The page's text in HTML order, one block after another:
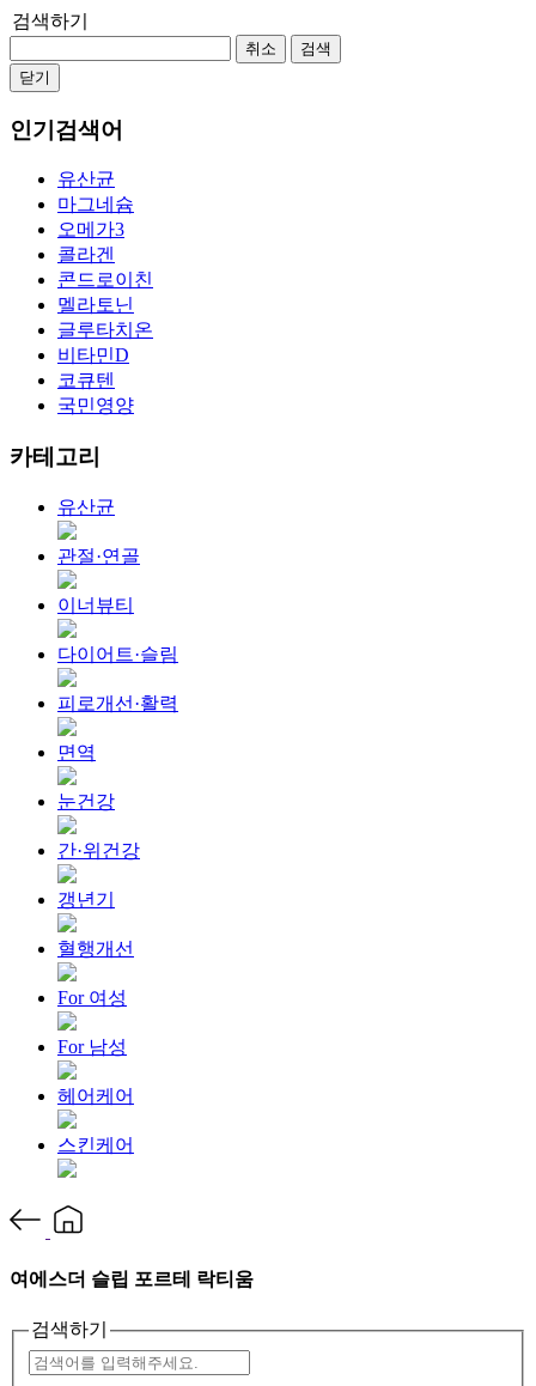
검색하기
취소
검색
닫기
인기검색어
유산균
마그네슘
오메가3
콜라겐
콘드로이친
멜라토닌
글루타치온
비타민D
코큐텐
국민영양
카테고리
유산균
관절·연골
이너뷰티
다이어트·슬림
피로개선·활력
면역
눈건강
간·위건강
갱년기
혈행개선
For 여성
For 남성
헤어케어
스킨케어
여에스더 슬립 포르테 락티움
검색하기